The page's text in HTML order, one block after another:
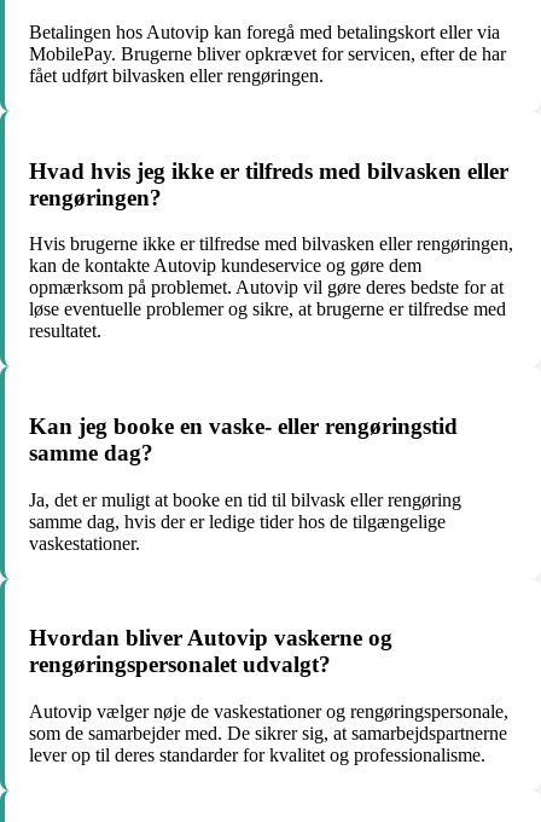
Betalingen hos Autovip kan foregå med betalingskort eller via
MobilePay. Brugerne bliver opkrævet for servicen, efter de har
fået udført bilvasken eller rengøringen.
Hvad hvis jeg ikke er tilfreds med bilvasken eller
rengøringen?
Hvis brugerne ikke er tilfredse med bilvasken eller rengøringen,
kan de kontakte Autovip kundeservice og gøre dem
opmærksom på problemet. Autovip vil gøre deres bedste for at
løse eventuelle problemer og sikre, at brugerne er tilfredse med
resultatet.
Kan jeg booke en vaske- eller rengøringstid
samme dag?
Ja, det er muligt at booke en tid til bilvask eller rengøring
samme dag, hvis der er ledige tider hos de tilgængelige
vaskestationer.
Hvordan bliver Autovip vaskerne og
rengøringspersonalet udvalgt?
Autovip vælger nøje de vaskestationer og rengøringspersonale,
som de samarbejder med. De sikrer sig, at samarbejdspartnerne
lever op til deres standarder for kvalitet og professionalisme.